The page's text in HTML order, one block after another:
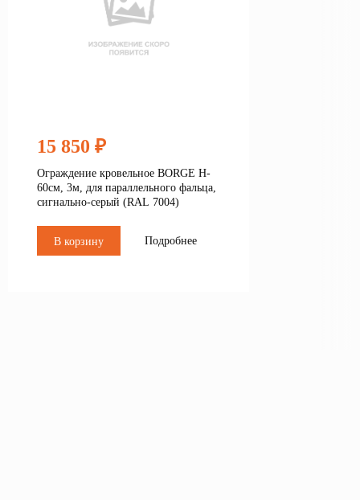
15 850 ₽
Ограждение кровельное BORGE H-
60см, 3м, для параллельного фальца,
сигнально-серый (RAL 7004)
В корзину Подробнее